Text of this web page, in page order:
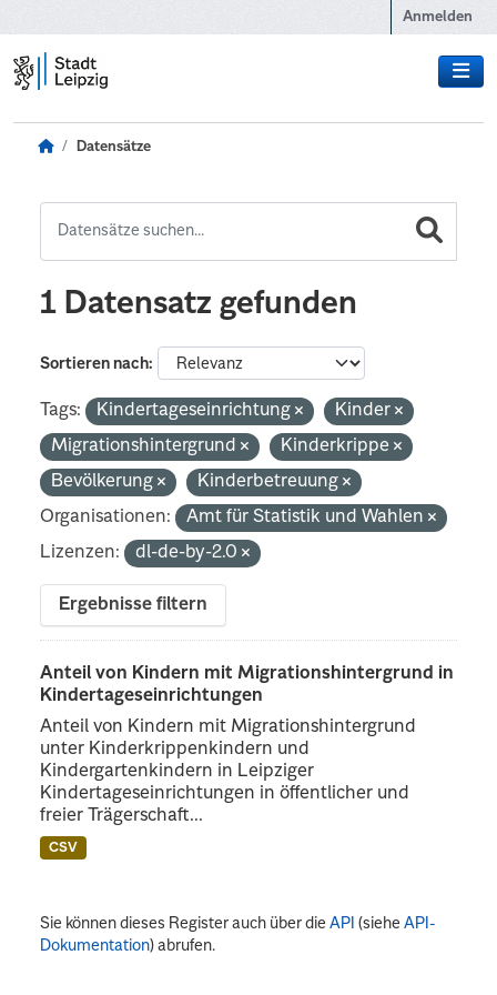
Anmelden
Datensätze
1 Datensatz gefunden
Sortieren nach
Tags: Kindertageseinrichtung
Kinder
Migrationshintergrund
Kinderkrippe
Bevölkerung
Kinderbetreuung
Organisationen:
Amt für Statistik und Wahlen
Lizenzen:
dl-de-by-2.0
Ergebnisse filtern
Anteil von Kindern mit Migrationshintergrund in
Kindertageseinrichtungen
Anteil von Kindern mit Migrationshintergrund
unter Kinderkrippenkindern und
Kindergartenkindern in Leipziger
Kindertageseinrichtungen in öffentlicher und
freier Trägerschaft...
CSV
Sie können dieses Register auch über dieAPI (sieheAPI-
Dokumentation) abrufen.